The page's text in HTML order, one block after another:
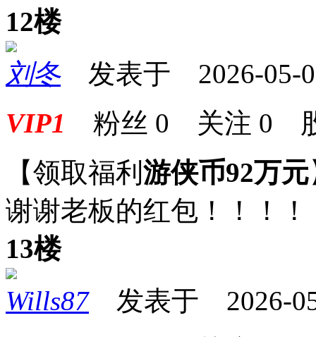
12楼
刘冬发表于 2026-05-
VIP1 粉丝 0 关注 0
【领取福利 游侠币92万元
谢谢老板的红包！！！！
13楼
Wills87发表于 2026-